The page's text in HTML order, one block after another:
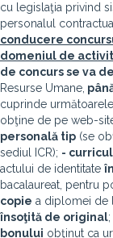
cu legislaţia privind
personalul
conducere
domeniul de
de concurs se va
Resurse Umane,
cuprinde
obţine de pe web-
personală tip (se
sediul ICR); -
actului de identitate
bacalaureat, pentru
copie a diplomei de
însoţită de original;
bonului obţinut ca